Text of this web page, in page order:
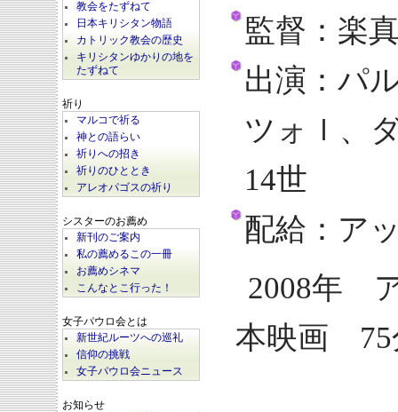
教会をたずねて
日本キリシタン物語
カトリック教会の歴史
キリシタンゆかりの地を
たずねて
祈り
マルコで祈る
神との語らい
祈りへの招き
祈りのひととき
アレオパゴスの祈り
シスターのお薦め
新刊のご案内
私の薦めるこの一冊
お薦めシネマ
こんなとこ行った！
女子パウロ会とは
新世紀ルーツへの巡礼
信仰の挑戦
女子パウロ会ニュース
お知らせ
監督：楽
出演：パ
ツォｌ、
14世
配給：ア
2008年
本映画 75